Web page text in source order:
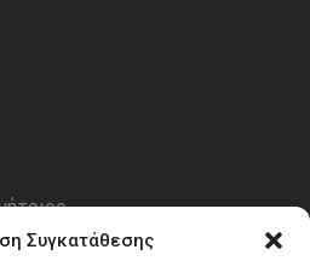
Συγκατάθεσης